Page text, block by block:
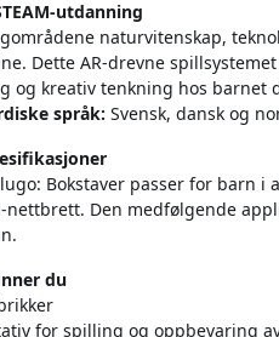
utdanning
naturvitenskap,
Dette AR-drevne
og kreativ tenkning hos barnet
språk: Svensk, dansk og
Bokstaver passer for barn
nettbrett. Den medfølgende
du
for spilling og oppbevaring